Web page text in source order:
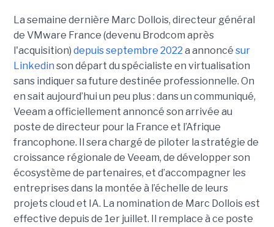
La semaine dernière Marc Dollois, directeur général
de VMware France (devenu Brodcom après
l'acquisition) depuis septembre 2022 a annoncé sur
Linkedin son départ du spécialiste en virtualisation
sans indiquer sa future destinée professionnelle. On
en sait aujourd’hui un peu plus : dans un communiqué,
Veeam a officiellement annoncé son arrivée au
poste de directeur pour la France et l’Afrique
francophone. Il sera chargé de piloter la stratégie de
croissance régionale de Veeam, de développer son
écosystème de partenaires, et d’accompagner les
entreprises dans la montée à l’échelle de leurs
projets cloud et IA. La nomination de Marc Dollois est
effective depuis de 1er juillet. Il remplace à ce poste